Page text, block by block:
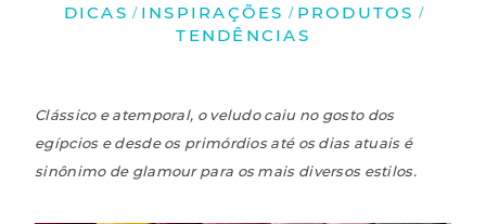
DICAS / INSPIRAÇÕES / PRODUTOS /
TENDÊNCIAS
Clássico e atemporal, o veludo caiu no gosto dos
egípcios e desde os primórdios até os dias atuais é
sinônimo de glamour para os mais diversos estilos.